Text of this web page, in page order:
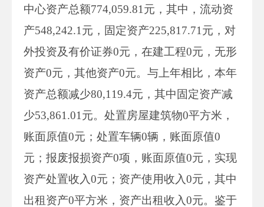
中心资产总额774,059.81元，其中，流动资
产548,242.1元，固定资产225,817.71元，对
外投资及有价证券0元，在建工程0元，无形
资产0元，其他资产0元。与上年相比，本年
资产总额减少80,119.4元，其中固定资产减
少53,861.01元。处置房屋建筑物0平方米，
账面原值0元；处置车辆0辆，账面原值0
元；报废报损资产0项，账面原值0元，实现
资产处置收入0元；资产使用收入0元，其中
出租资产0平方米，资产出租收入0元。鉴于